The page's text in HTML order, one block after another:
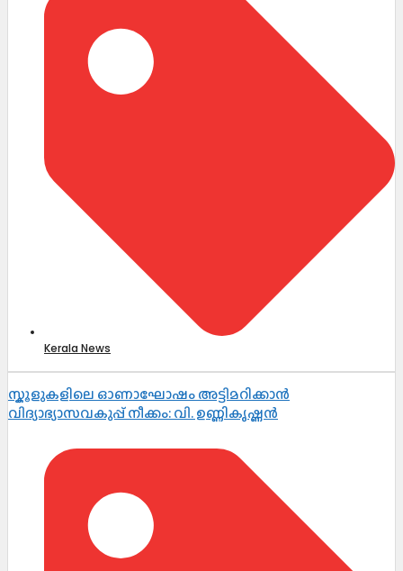
Kerala News
സ്കൂളുകളിലെ ഓണാഘോഷം അട്ടിമറിക്കാൻ
വിദ്യാഭ്യാസവകുപ്പ് നീക്കം: വി. ഉണ്ണികൃഷ്ണൻ